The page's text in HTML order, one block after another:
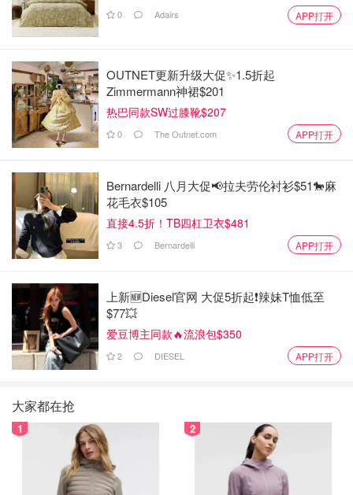
0 Adairs APP打开
OUTNET更新升级大促✨1.5折起
Zimmermann神裙$201
热巴同款SW过膝靴$207
0 The Outnet.com APP打开
Bernardelli 八月大促📢拉夫劳伦衬衫$51🐎麻
花毛衣$105
直接4.5折！TB四杠卫衣$481
3 Bernardelli APP打开
上新🆕Diesel官网 大促5折起❗️辣妹T恤低至
$77💥
爱豆博主同款🔥流浪包$350
2 DIESEL APP打开
大家都在抢
1 2